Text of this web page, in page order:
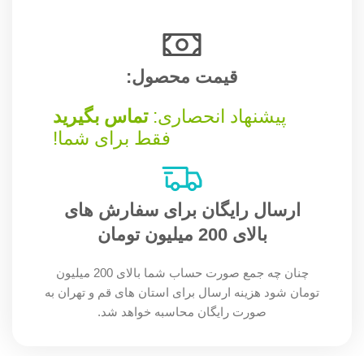
قیمت محصول:​
پیشنهاد انحصاری:تماس بگیرید
فقط برای شما!
ارسال رایگان برای سفارش های
بالای 200 میلیون تومان
چنان چه جمع صورت حساب شما بالای 200 میلیون
تومان شود هزینه ارسال برای استان های قم و تهران به
صورت رایگان محاسبه خواهد شد.